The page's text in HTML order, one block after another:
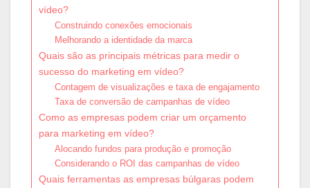
vídeo?
Construindo conexões emocionais
Melhorando a identidade da marca
Quais são as principais métricas para medir o
sucesso do marketing em vídeo?
Contagem de visualizações e taxa de engajamento
Taxa de conversão de campanhas de vídeo
Como as empresas podem criar um orçamento
para marketing em vídeo?
Alocando fundos para produção e promoção
Considerando o ROI das campanhas de vídeo
Quais ferramentas as empresas búlgaras podem